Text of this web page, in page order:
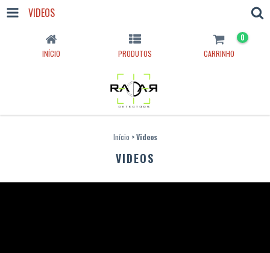
VIDEOS
INÍCIO PRODUTOS CARRINHO
0
Início > Videos
VIDEOS